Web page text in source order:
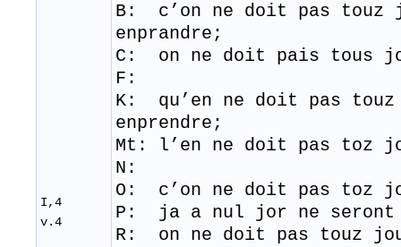
I,4
v.4
B: c’on ne doit pas touz
enprandre;
C: on ne doit pais tous
F:
K: qu’en ne doit pas
enprendre;
Mt: l’en ne doit pas toz
N:
O: c’on ne doit pas toz
P: ja a nul jor ne seront
R: on ne doit pas touz